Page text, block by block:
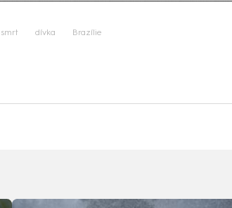
smrt dívka Brazílie